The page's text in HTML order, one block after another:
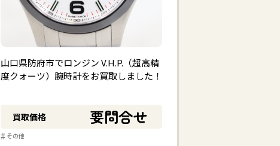
山口県防府市でロンジン V.H.P.（超高精
度クォーツ）腕時計をお買取しました！
買取価格 要問合せ
#その他